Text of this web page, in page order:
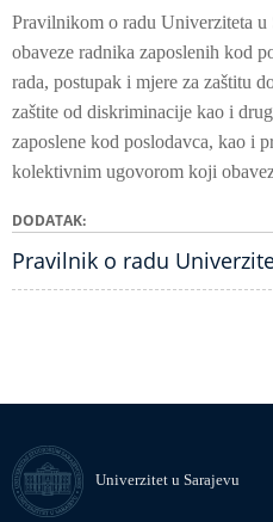
Pravilnikom o radu Univerziteta u
obaveze radnika zaposlenih kod
rada, postupak i mjere za zaštitu
zaštite od diskriminacije kao i
zaposlene kod poslodavca, kao i
kolektivnim ugovorom koji
DODATAK
Pravilnik o radu
Univerzitet u Sarajevu